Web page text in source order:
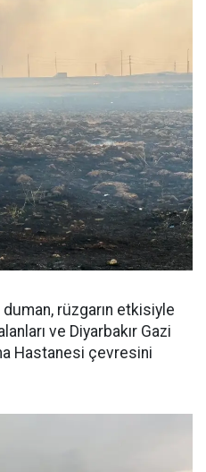
rüzgarın etkisiyle
ve Diyarbakır Gazi
Hastanesi çevresini